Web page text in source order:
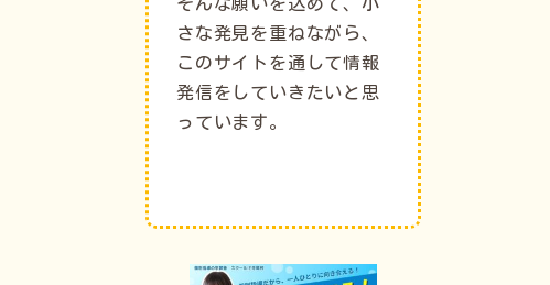
さな発見を重ねながら、
このサイトを通して情報
発信をしていきたいと思
っています。